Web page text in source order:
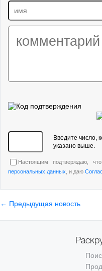
Введите число,
указано выше.
Настоящим подтверждаю,
персональных данных , и даю
← Предыдущая новость